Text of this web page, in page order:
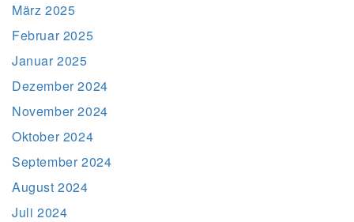
März 2025
Februar 2025
Januar 2025
Dezember 2024
November 2024
Oktober 2024
September 2024
August 2024
Juli 2024